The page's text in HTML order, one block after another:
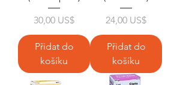
Cena
30,00 US$
Přidat do
košíku
Cena
24,00 US$
Přidat do
košíku